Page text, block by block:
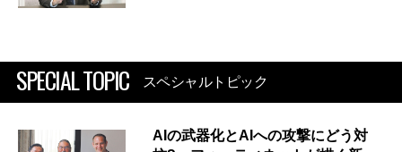
SPECIAL TOPIC スペシャルトピック
AIの武器化とAIへの攻撃にどう対